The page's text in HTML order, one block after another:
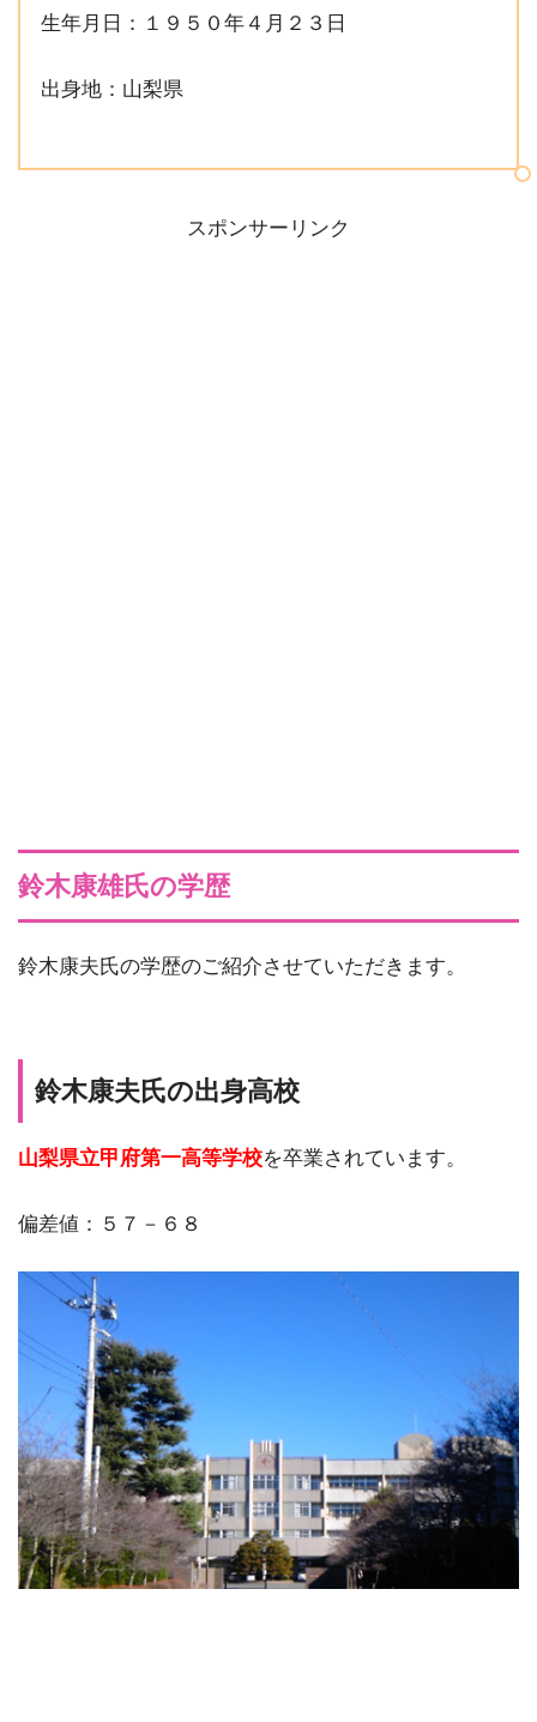
生年月日：１９５０年４月２３日
出身地：山梨県
スポンサーリンク
鈴木康雄氏の学歴
鈴木康夫氏の学歴のご紹介させていただきます。
鈴木康夫氏の出身高校
山梨県立甲府第一高等学校を卒業されています。
偏差値：５７－６８